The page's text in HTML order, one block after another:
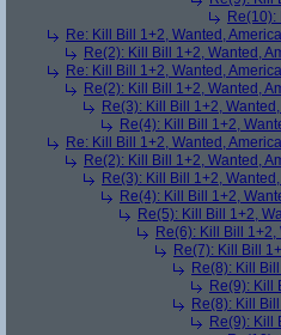
Re(10):
Re: Kill Bill 1+2, Wanted,
Re(2): Kill Bill 1+2, Wanted,
Re: Kill Bill 1+2, Wanted,
Re(2): Kill Bill 1+2, Wanted,
Re(3): Kill Bill 1+2,
Re(4): Kill Bill 1+2,
Re: Kill Bill 1+2, Wanted,
Re(2): Kill Bill 1+2, Wanted,
Re(3): Kill Bill 1+2,
Re(4): Kill Bill 1+2,
Re(5): Kill Bill 1+2,
Re(6): Kill Bill
Re(7): Kill Bill
Re(8): Kill
Re(9): Kill
Re(8): Kill
Re(9): Kill